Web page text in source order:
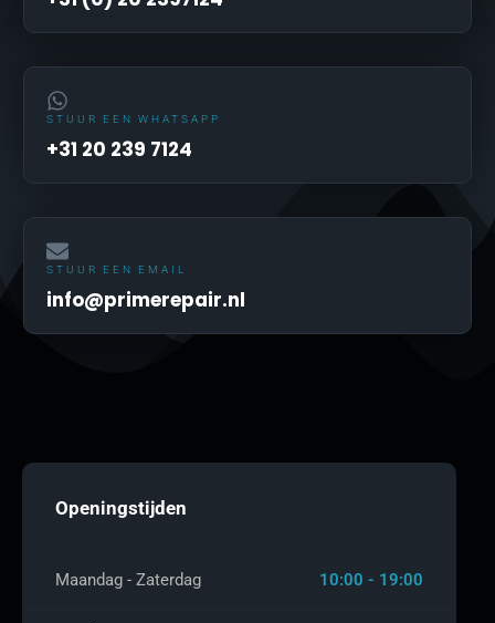
STUUR EEN WHATSAPP
+31 20 239 7124
STUUR EEN EMAIL
info@primerepair.nl
Openingstijden
Maandag - Zaterdag 10:00 - 19:00